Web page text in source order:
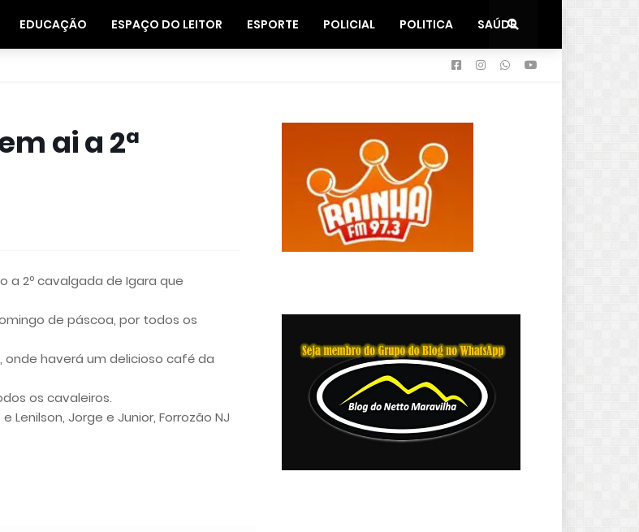
EDUCAÇÃO ESPAÇO DO LEITOR ESPORTE POLICIAL POLITICA SAÚDE
ai a 2ª
a 2º cavalgada de Igara que
de páscoa, por todos os
onde haverá um delicioso café da
os cavaleiros.
Lenilson, Jorge e Junior, Forrozão NJ